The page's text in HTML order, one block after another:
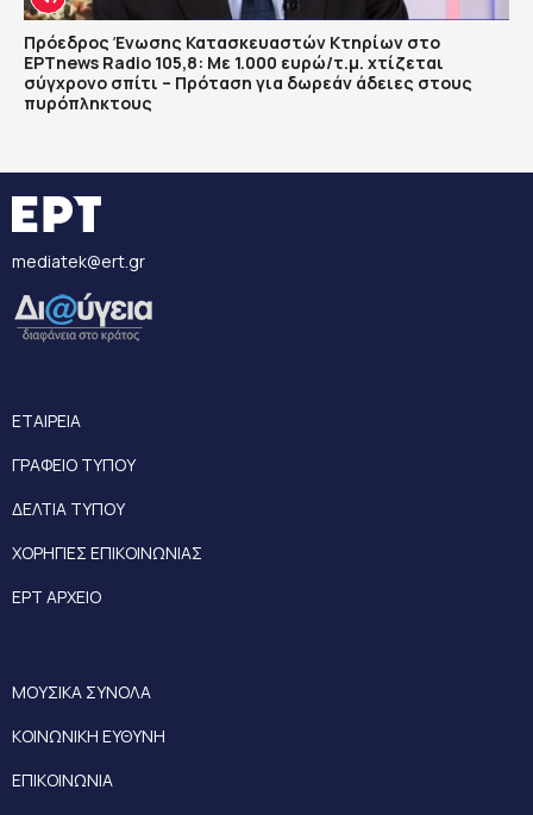
Πρόεδρος Ένωσης Κατασκευαστών Κτηρίων στο
ΕΡΤnews Radio 105,8: Με 1.000 ευρώ/τ.μ. χτίζεται
σύγχρονο σπίτι – Πρόταση για δωρεάν άδειες στους
πυρόπληκτους
mediatek@ert.gr
ΕΤΑΙΡΕΙΑ
ΓΡΑΦΕΙΟ ΤΥΠΟΥ
ΔΕΛΤΙΑ ΤΥΠΟΥ
ΧΟΡΗΓΙΕΣ ΕΠΙΚΟΙΝΩΝΙΑΣ
ΕΡΤ ΑΡΧΕΙΟ
ΜΟΥΣΙΚΑ ΣΥΝΟΛΑ
ΚΟΙΝΩΝΙΚΗ ΕΥΘΥΝΗ
ΕΠΙΚΟΙΝΩΝΙΑ